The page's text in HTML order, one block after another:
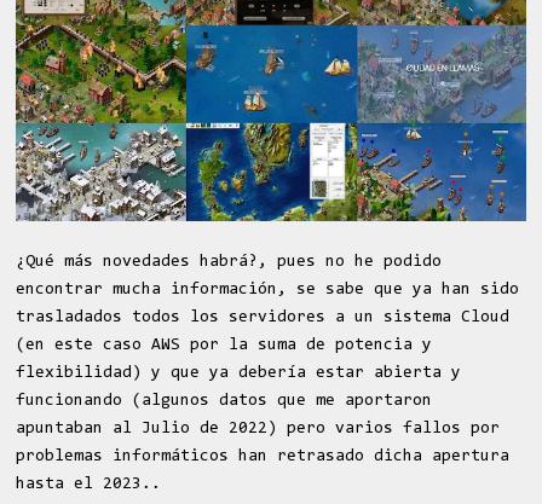
¿Qué más novedades habrá?, pues no he podido
encontrar mucha información, se sabe que ya han sido
trasladados todos los servidores a un sistema Cloud
(en este caso AWS por la suma de potencia y
flexibilidad) y que ya debería estar abierta y
funcionando (algunos datos que me aportaron
apuntaban al Julio de 2022) pero varios fallos por
problemas informáticos han retrasado dicha apertura
hasta el 2023..